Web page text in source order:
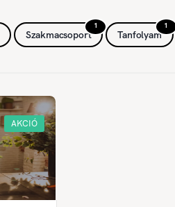
1
Szakmacsoport
1
Tanfolyam
AKCIÓ